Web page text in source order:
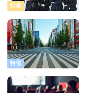
特集
特徴